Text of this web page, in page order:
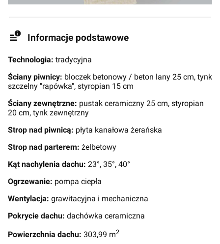
Informacje podstawowe
Technologia: tradycyjna
Ściany piwnicy: bloczek betonowy / beton lany 25 cm, tynk
szczelny "rapówka", styropian 15 cm
Ściany zewnętrzne: pustak ceramiczny 25 cm, styropian
20 cm, tynk zewnętrzny
Strop nad piwnicą: płyta kanałowa żerańska
Strop nad parterem: żelbetowy
Kąt nachylenia dachu: 23°, 35°, 40°
Ogrzewanie: pompa ciepła
Wentylacja: grawitacyjna i mechaniczna
Pokrycie dachu: dachówka ceramiczna
Powierzchnia dachu: 303,99 m2